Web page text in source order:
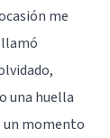
me
una huella
un momento